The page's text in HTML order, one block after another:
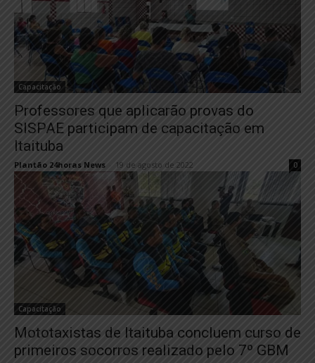
Capacitação
Professores que aplicarão provas do
SISPAE participam de capacitação em
Itaituba
Plantão 24horas News 19 de agosto de 2022 0
Capacitação
Mototaxistas de Itaituba concluem curso de
primeiros socorros realizado pelo 7º GBM